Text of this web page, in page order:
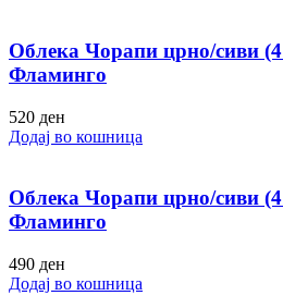
Облека Чорапи црно/сиви
Фламинго
520 ден
Додај во кошница
Облека Чорапи црно/сиви
Фламинго
490 ден
Додај во кошница